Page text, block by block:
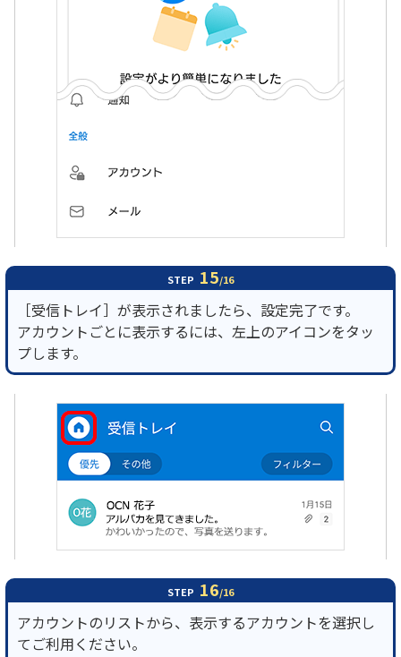
STEP 15/16
［受信トレイ］が表示されましたら、設定完了です。
アカウントごとに表示するには、左上のアイコンをタッ
プします。
STEP 16/16
アカウントのリストから、表示するアカウントを選択し
てご利用ください。